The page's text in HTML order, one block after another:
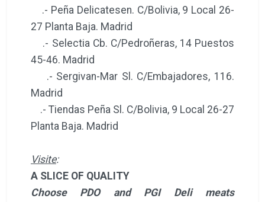
.- Peña Delicatesen. C/Bolivia, 9 Local 26-
27 Planta Baja. Madrid
.- Selectia Cb. C/Pedroñeras, 14 Puestos
45-46. Madrid
.- Sergivan-Mar Sl. C/Embajadores, 116.
Madrid
.- Tiendas Peña Sl. C/Bolivia, 9 Local 26-27
Planta Baja. Madrid
Visite:
A SLICE OF QUALITY
Choose PDO and PGI Deli meats